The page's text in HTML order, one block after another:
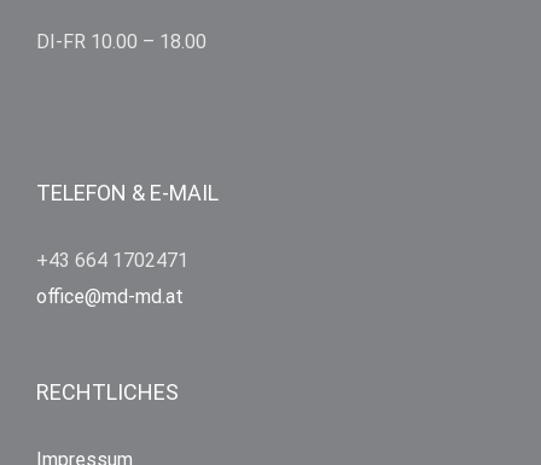
DI-FR 10.00 – 18.00
TELEFON & E-MAIL
+43 664 1702471
office@md-md.at
RECHTLICHES
Impressum